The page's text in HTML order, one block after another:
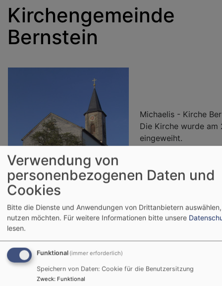
Kirchengemeinde
Bernstein
Bildrechte
Michaelis - Kirche
Die Kirche wurde am
eingeweiht.
http://
Verwendung von
personenbezogenen Daten und
Cookies
Bitte die Dienste und Anwendungen von Drittanbietern
nutzen möchten. Für weitere Informationen bitte unsere
lesen.
Funktional (immer erforderlich)
Speichern von Daten: Cookie für die Benutzersitzung
Zweck: Funktional